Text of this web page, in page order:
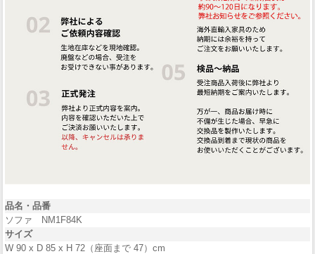
品名・品番
ソファ NM1F84K
サイズ
W 90 x D 85 x H 72（座面まで 47）cm